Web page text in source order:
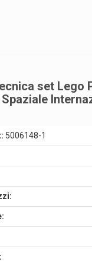
set Lego
5006148-1